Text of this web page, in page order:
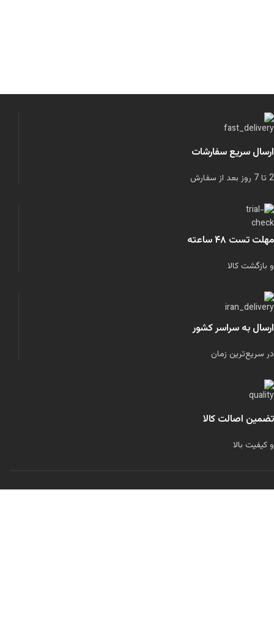
ارسال سریع سفارشات
2 تا 7 روز بعد از سفارش
مهلت تست ۴۸ ساعته
و بازگشت کالا
ارسال به سراسر کشور
در سریع‌ترین زمان
تضمین اصالت کالا
و کیفیت بالا